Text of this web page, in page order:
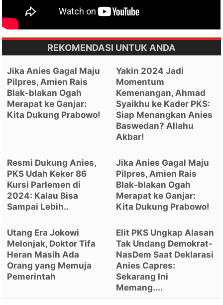
REKOMENDASI UNTUK ANDA
Jika Anies Gagal Maju
Pilpres, Amien Rais
Blak-blakan Ogah
Merapat ke Ganjar:
Kita Dukung Prabowo!
Yakin 2024 Jadi
Momentum
Kemenangan, Ahmad
Syaikhu ke Kader PKS:
Siap Menangkan Anies
Baswedan? Allahu
Akbar!
Resmi Dukung Anies,
PKS Udah Keker 86
Kursi Parlemen di
2024: Kalau Bisa
Sampai Lebih..
Jika Anies Gagal Maju
Pilpres, Amien Rais
Blak-blakan Ogah
Merapat ke Ganjar:
Kita Dukung Prabowo!
Utang Era Jokowi
Melonjak, Doktor Tifa
Heran Masih Ada
Orang yang Memuja
Pemerintah
Elit PKS Ungkap Alasan
Tak Undang Demokrat-
NasDem Saat Deklarasi
Anies Capres:
Sekarang Ini
Memang....